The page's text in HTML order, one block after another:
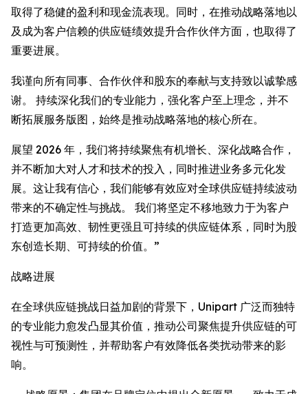
取得了稳健的盈利和现金流表现。同时，在推动战略落地以
及成为客户信赖的供应链绩效提升合作伙伴方面，也取得了
重要进展。
我谨向所有同事、合作伙伴和股东的奉献与支持致以诚挚感
谢。 持续深化我们的专业能力，强化客户至上理念，并不
断拓展服务版图，始终是推动战略落地的核心所在。
展望 2026 年，我们将持续聚焦有机增长、深化战略合作，
并不断加大对人才和技术的投入，同时推进业务多元化发
展。这让我有信心，我们能够有效应对全球供应链持续波动
带来的不确定性与挑战。 我们将坚定不移地致力于为客户
打造更加高效、韧性更强且可持续的供应链体系，同时为股
东创造长期、可持续的价值。”
战略进展
在全球供应链挑战日益加剧的背景下，Unipart 广泛而独特
的专业能力愈发凸显其价值，推动公司聚焦提升供应链的可
视性与可预测性，并帮助客户有效降低各类扰动带来的影
响。